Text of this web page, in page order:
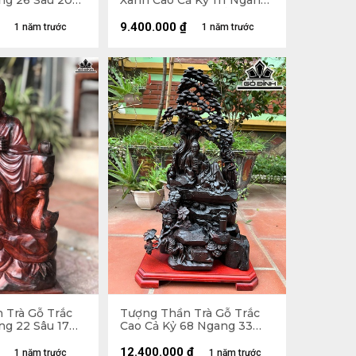
1 năm trước
(cm)
1 năm trước
9.400.000 ₫
Trà Gỗ Trắc
22 Sâu 17
1 năm trước
Tượng Thần Trà Gỗ Trắc
Cao Cả Kỷ 68 Ngang 33
1 năm trước
12.400.000 ₫